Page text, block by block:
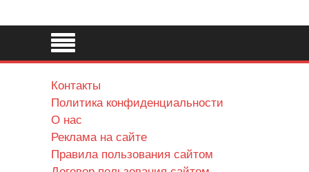
Контакты
Политика конфиденциальности
О нас
Реклама на сайте
Правила пользования сайтом